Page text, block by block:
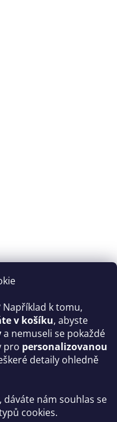
k tomu,
v košíku, abyste
a nemuseli se pokaždé
pro personalizovanou
detaily ohledně
dáváte nám souhlas se
cookies.